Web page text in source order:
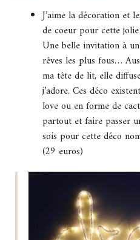
J’aime la décoration et
de coeur pour cette
Une belle invitation à
rêves les plus fous…
ma tête de lit, elle
j’adore. Ces déco
love ou en forme de
partout et faire passer
sois pour cette déco
(29 euros)